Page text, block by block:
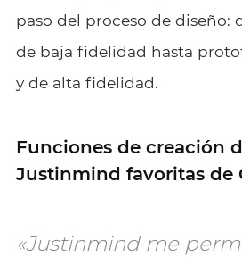
paso del proceso de diseño:
de baja fidelidad hasta
y de alta fidelidad.
Funciones de creación
Justinmind favoritas de
«Justinmind me